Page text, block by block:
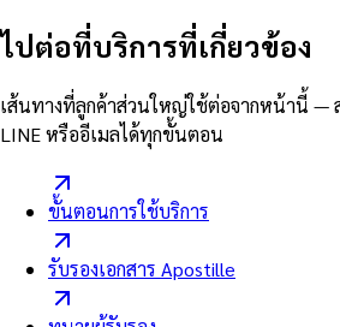
ไปต่อที่บริการที่เกี่ยวข้อง
เส้นทางที่ลูกค้าส่วนใหญ่ใช้ต่อจากหน้านี้ —
LINE หรืออีเมลได้ทุกขั้นตอน
ขั้นตอนการใช้บริการ
รับรองเอกสาร Apostille